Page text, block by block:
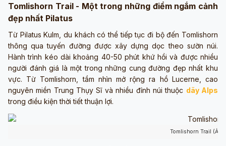
Tomlishorn Trail - Một trong những điểm ngắm cảnh
đẹp nhất Pilatus
Từ Pilatus Kulm, du khách có thể tiếp tục đi bộ đến Tomlishorn
thông qua tuyến đường được xây dựng dọc theo sườn núi.
Hành trình kéo dài khoảng 40-50 phút khứ hồi và được nhiều
người đánh giá là một trong những cung đường đẹp nhất khu
vực. Từ Tomlishorn, tầm nhìn mở rộng ra hồ Lucerne, cao
nguyên miền Trung Thụy Sĩ và nhiều đỉnh núi thuộc dãy Alps
trong điều kiện thời tiết thuận lợi.
Tomlishorn Trail